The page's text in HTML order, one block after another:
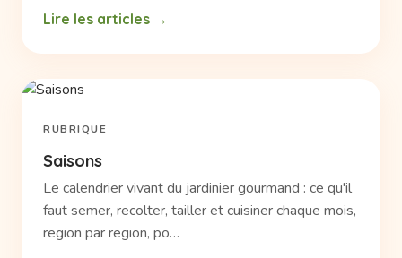
Lire les articles
RUBRIQUE
Saisons
Le calendrier vivant du jardinier gourmand : ce qu'il
faut semer, recolter, tailler et cuisiner chaque mois,
region par region, po…